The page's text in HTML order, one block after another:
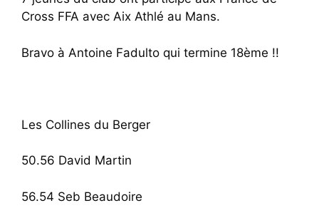
Cross FFA avec Aix Athlé au Mans.
Bravo à Antoine Fadulto qui termine 18ème !!
Les Collines du Berger
50.56 David Martin
56.54 Seb Beaudoire